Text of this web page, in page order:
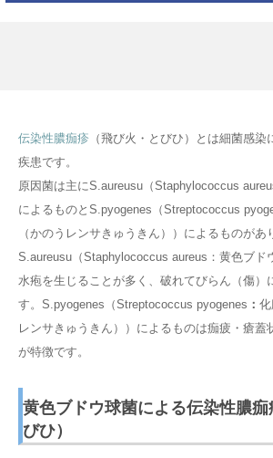
伝染性膿痂疹 （飛び火・とびひ）とは細菌感
疾患です。
原因菌は主にS.aureusu（Staphylococcus
によるものとS.pyogenes（Streptococcus
（かのうレンサきゅうきん））によるものがあ
S.aureusu（Staphylococcus aureus：黄色ブド
水疱を生じることが多く、破れてびらん（傷）
す。S.pyogenes（Streptococcus pyogenes ：
レンサきゅうきん））によるものは痂疲・瘡蓋
が特徴です。
黄色ブドウ球菌による伝染性膿痂
びひ）